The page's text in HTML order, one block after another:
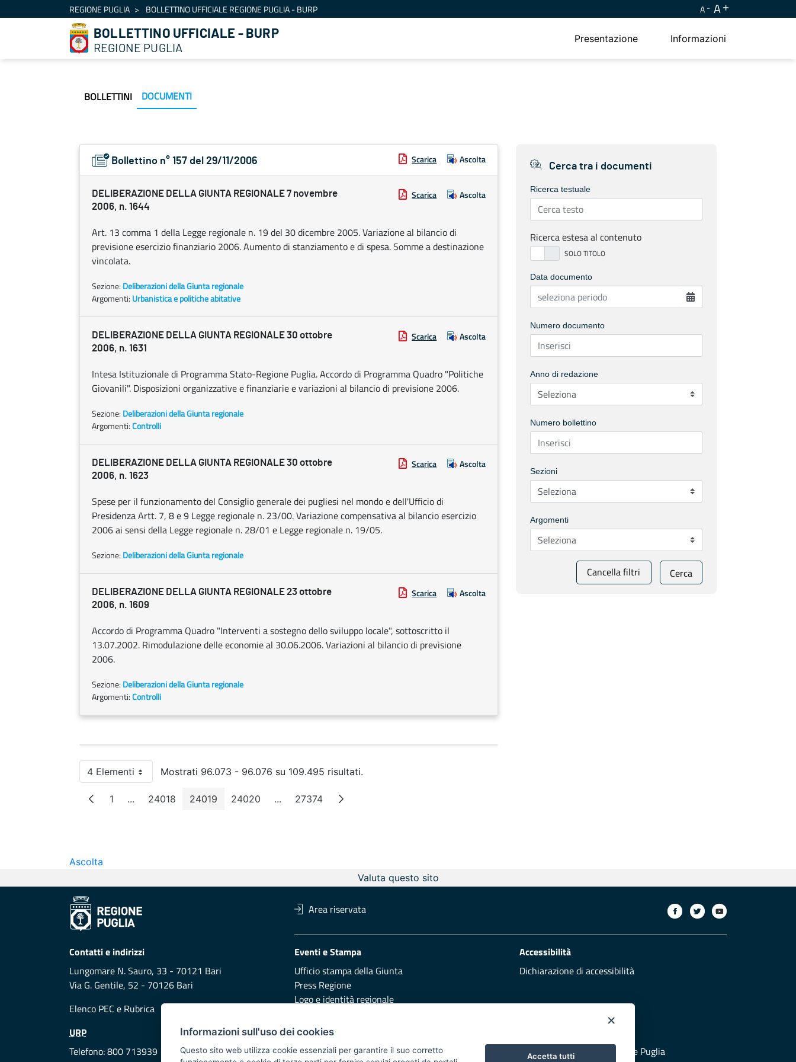
Salta al contenutoREGIONE PUGLIA BOLLETTINO UFFICIALE REGIONE PUGLIA - BURP A A
BOLLETTINO UFFICIALE - BURP
REGIONE PUGLIA
Presentazione Informazioni
BOLLETTINI DOCUMENTI
Bollettino n° 157 del 29/11/2006 Scarica Ascolta
DELIBERAZIONE DELLA GIUNTA REGIONALE 7 novembre
2006, n. 1644
Scarica Ascolta
Art. 13 comma 1 della Legge regionale n. 19 del 30 dicembre 2005. Variazione al bilancio di
previsione esercizio finanziario 2006. Aumento di stanziamento e di spesa. Somme a destinazione
vincolata.
Sezione: Deliberazioni della Giunta regionale
Argomenti: Urbanistica e politiche abitative
DELIBERAZIONE DELLA GIUNTA REGIONALE 30 ottobre
2006, n. 1631
Scarica Ascolta
Intesa Istituzionale di Programma Stato-Regione Puglia. Accordo di Programma Quadro "Politiche
Giovanili". Disposizioni organizzative e finanziarie e variazioni al bilancio di previsione 2006.
Sezione: Deliberazioni della Giunta regionale
Argomenti:Controlli
DELIBERAZIONE DELLA GIUNTA REGIONALE 30 ottobre
2006, n. 1623
Scarica Ascolta
Spese per il funzionamento del Consiglio generale dei pugliesi nel mondo e dell'Ufficio di
Presidenza Artt. 7, 8 e 9 Legge regionale n. 23/00. Variazione compensativa al bilancio esercizio
2006 ai sensi della Legge regionale n. 28/01 e Legge regionale n. 19/05.
Sezione: Deliberazioni della Giunta regionale
DELIBERAZIONE DELLA GIUNTA REGIONALE 23 ottobre
2006, n. 1609
Scarica Ascolta
Accordo di Programma Quadro "Interventi a sostegno dello sviluppo locale", sottoscritto il
13.07.2002. Rimodulazione delle economie al 30.06.2006. Variazioni al bilancio di previsione
2006.
Sezione: Deliberazioni della Giunta regionale
Argomenti:Controlli
4 ElementiPer paginaMostrati 96.073 - 96.076 su 109.495 risultati.
Pagina
1 ...Pagine intermedie
Pagina
24018 Pagina
24019 Pagina
24020 ...Pagine intermedie
Pagina
27374
Cerca tra i documenti
Ricerca testuale
Ricerca estesa al contenuto
Data documento
Numero documento
Anno di redazione
Numero bollettino
Sezioni
Argomenti
Cancella filtri Cerca
Ascolta
Valuta questo sito
Area riservata
Contatti e indirizzi
Lungomare N. Sauro, 33 - 70121 Bari
Via G. Gentile, 52 - 70126 Bari
Elenco PEC e Rubrica
Eventi e Stampa
Ufficio stampa della Giunta
Press Regione
Logo e identità regionale
Accessibilità
Dichiarazione di accessibilità
URP
Telefono: 800 713939
Redazione
Presentazione
Vai al sito di Protezione Civile Puglia
×
Informazioni sull'uso dei cookies
Questo sito web utilizza cookie essenziali per garantire il suo corretto
Accetta tutti